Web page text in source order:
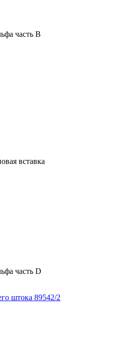
часть В
вставка
часть D
штока 89542/2